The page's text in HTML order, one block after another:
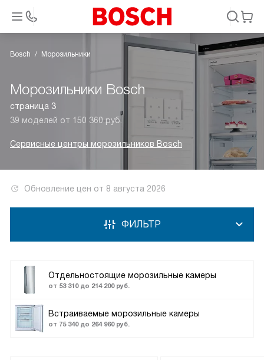
Bosch Морозильники
Морозильники Bosch
страница 3
39 моделей от 150 360 руб.
Сервисные центры морозильников Bosch
Обновление цен от 8 августа 2026
Отдельностоящие морозильные камеры
от 53 310 до 214 200 руб.
Встраиваемые морозильные камеры
от 75 340 до 264 960 руб.
ФИЛЬТР